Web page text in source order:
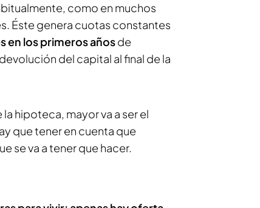
como en muchos
Éste genera cuotas constantes
en los primeros añosde
del capital al final de la
hipoteca, mayor va a ser el
que tener en cuenta que
se va a tener que hacer.